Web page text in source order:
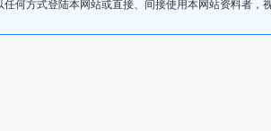
任何方式登陆本网站或直接、间接使用本网站资料者，